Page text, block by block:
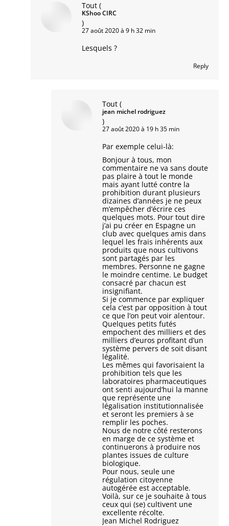
Tout (
KShoo CIRC
)
27 août 2020 à 9 h 32 min
Lesquels ?
Reply
Tout (
jean michel rodriguez
)
27 août 2020 à 19 h 35 min
Par exemple celui-là:
Bonjour à tous, mon
commentaire ne va sans doute
pas plaire à tout le monde
mais ayant lutté contre la
prohibition durant plusieurs
dizaines d’années je ne peux
m’empêcher d’écrire ces
quelques mots. Pour tout dire
j’ai pu créer en Espagne un
club avec quelques amis dans
lequel les frais inhérents aux
produits que nous cultivons
sont partagés par les
membres. Personne ne gagne
le moindre centime. Le budget
consacré par chacun est
insignifiant.
Si je commence par expliquer
cela c’est par opposition à tout
ce que l’on peut voir alentour.
Quelques petits futés
empochent des milliers et des
milliers d’euros profitant d’un
système pervers de soit disant
légalité.
Les mêmes qui favorisaient la
prohibition tels que les
laboratoires pharmaceutiques
ont senti aujourd’hui la manne
que représente une
légalisation institutionnalisée
et seront les premiers à se
remplir les poches.
Nous de notre côté resterons
en marge de ce système et
continuerons à produire nos
plantes issues de culture
biologique.
Pour nous, seule une
régulation citoyenne
autogérée est acceptable.
Voilà, sur ce je souhaite à tous
ceux qui (se) cultivent une
excellente récolte.
Jean Michel Rodriguez